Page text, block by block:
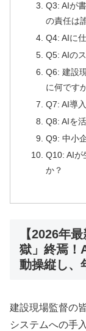
Q3: AIが
の責任は
Q4: AIに
Q5: AIの
Q6: 建設
に何です
Q7: AI導
Q8: AIを
Q9: 中小
Q10: AIが
か？
【2026年
獄」終焉！
動操縦し、
建設現場監督の
システムへの手